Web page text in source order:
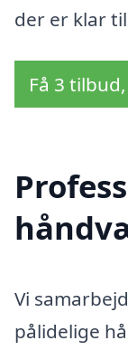
der er klar
Få 3
Vi
pålidelige